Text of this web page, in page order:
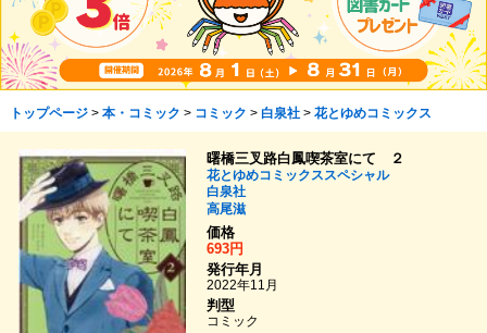
トップページ> 本・コミック > コミック > 白泉社> 花とゆめコミックス
曙橋三叉路白鳳喫茶室にて ２
花とゆめコミックススペシャル
白泉社
高尾滋
価格
693円
発行年月
2022年11月
判型
コミック